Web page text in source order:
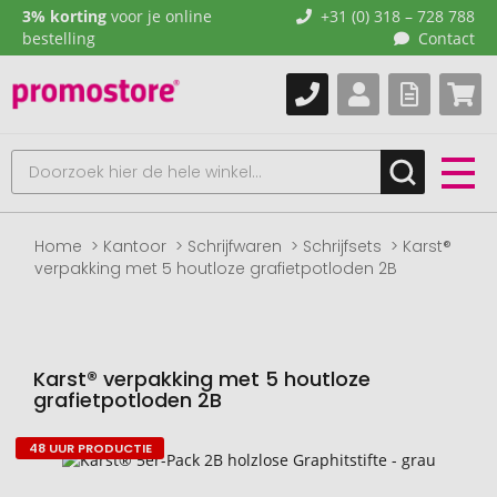
3% korting voor je online
bestelling
+31 (0) 318 – 728 788
Contact
Home Kantoor Schrijfwaren Schrijfsets
Karst®
verpakking met 5 houtloze grafietpotloden 2B
Karst® verpakking met 5 houtloze
grafietpotloden 2B
Naar
48 UUR PRODUCTIE